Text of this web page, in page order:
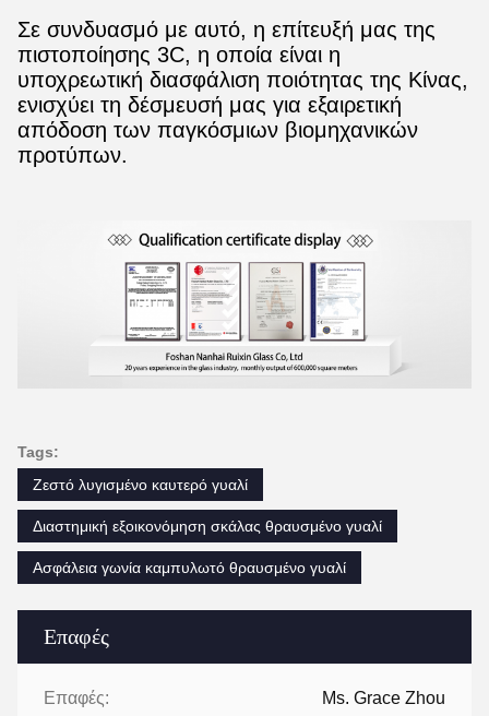
Επαφές
Επαφές: Ms. Grace Zhou
Σε συνδυασμό με αυτό, η επίτευξή μας της
πιστοποίησης 3C, η οποία είναι η
υποχρεωτική διασφάλιση ποιότητας της Κίνας,
ενισχύει τη δέσμευσή μας για εξαιρετική
απόδοση των παγκόσμιων βιομηχανικών
προτύπων.
Tags:
Ζεστό λυγισμένο καυτερό γυαλί
Διαστημική εξοικονόμηση σκάλας θραυσμένο γυαλί
Ασφάλεια γωνία καμπυλωτό θραυσμένο γυαλί